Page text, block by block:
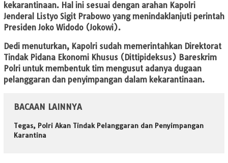
kekarantinaan. Hal ini sesuai dengan arahan Kapolri
Jenderal Listyo Sigit Prabowo yang menindaklanjuti perintah
Presiden Joko Widodo (Jokowi).
Dedi menuturkan, Kapolri sudah memerintahkan Direktorat
Tindak Pidana Ekonomi Khusus (Dittipideksus) Bareskrim
Polri untuk membentuk tim mengusut adanya dugaan
pelanggaran dan penyimpangan dalam kekarantinaan.
BACAAN LAINNYA
Tegas, Polri Akan Tindak Pelanggaran dan Penyimpangan
Karantina